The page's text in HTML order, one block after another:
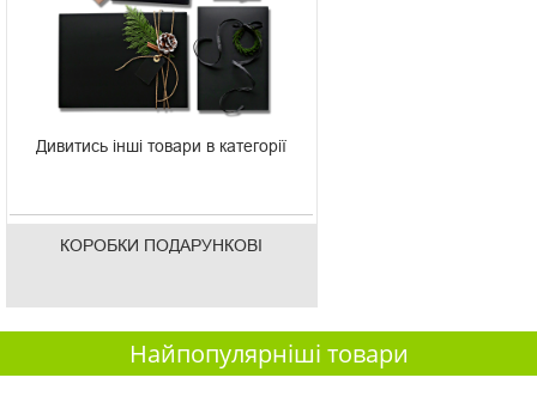
Дивитись інші товари в категорії
КОРОБКИ ПОДАРУНКОВІ
Найпопулярніші товари